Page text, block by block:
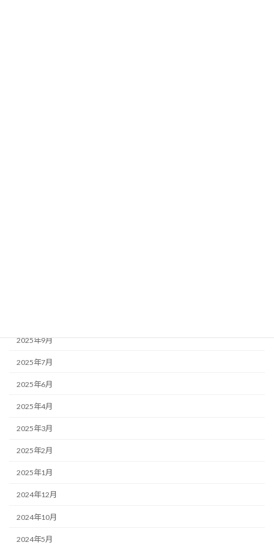
2025年9月
2025年7月
2025年6月
2025年4月
2025年3月
2025年2月
2025年1月
2024年12月
2024年10月
2024年5月